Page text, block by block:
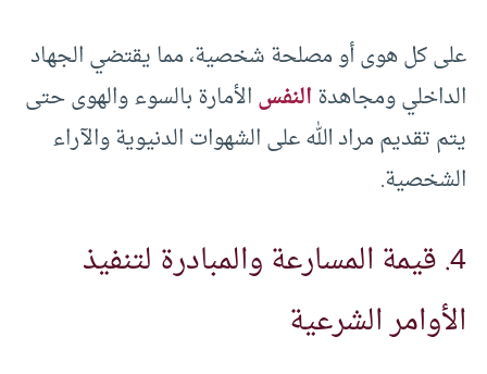
على كل هوى أو مصلحة شخصية، مما يقتضي الجهاد
الداخلي ومجاهدةالنفسالأمارة بالسوء والهوى حتى
يتم تقديم مراد الله على الشهوات الدنيوية والآراء
الشخصية.
4. قيمة المسارعة والمبادرة لتنفيذ
الأوامر الشرعية